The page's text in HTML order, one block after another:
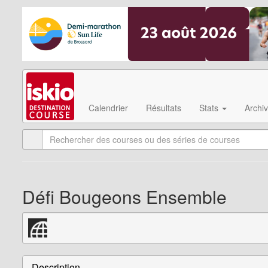
Calendrier Résultats Stats
Défi Bougeons Ensemble